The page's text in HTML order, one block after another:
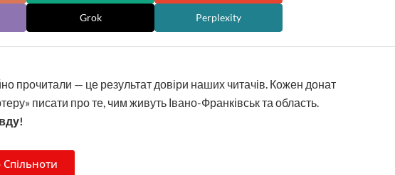
Grok Perplexity
прочитали — це результат довіри наших читачів. Кожен донат
писати про те, чим живуть Івано-Франківськ та область.